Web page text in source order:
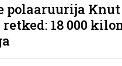
polaaruurija Knut
retked: 18 000